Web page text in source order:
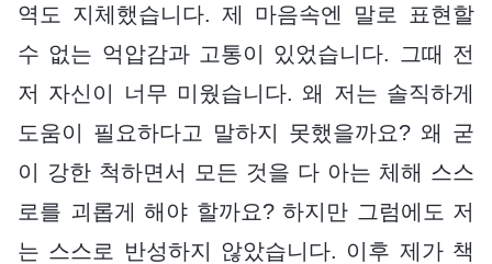
역도 지체했습니다. 제 마음속엔 말로 표현할
수 없는 억압감과 고통이 있었습니다. 그때 전
저 자신이 너무 미웠습니다. 왜 저는 솔직하게
도움이 필요하다고 말하지 못했을까요? 왜 굳
이 강한 척하면서 모든 것을 다 아는 체해 스스
로를 괴롭게 해야 할까요? 하지만 그럼에도 저
는 스스로 반성하지 않았습니다. 이후 제가 책